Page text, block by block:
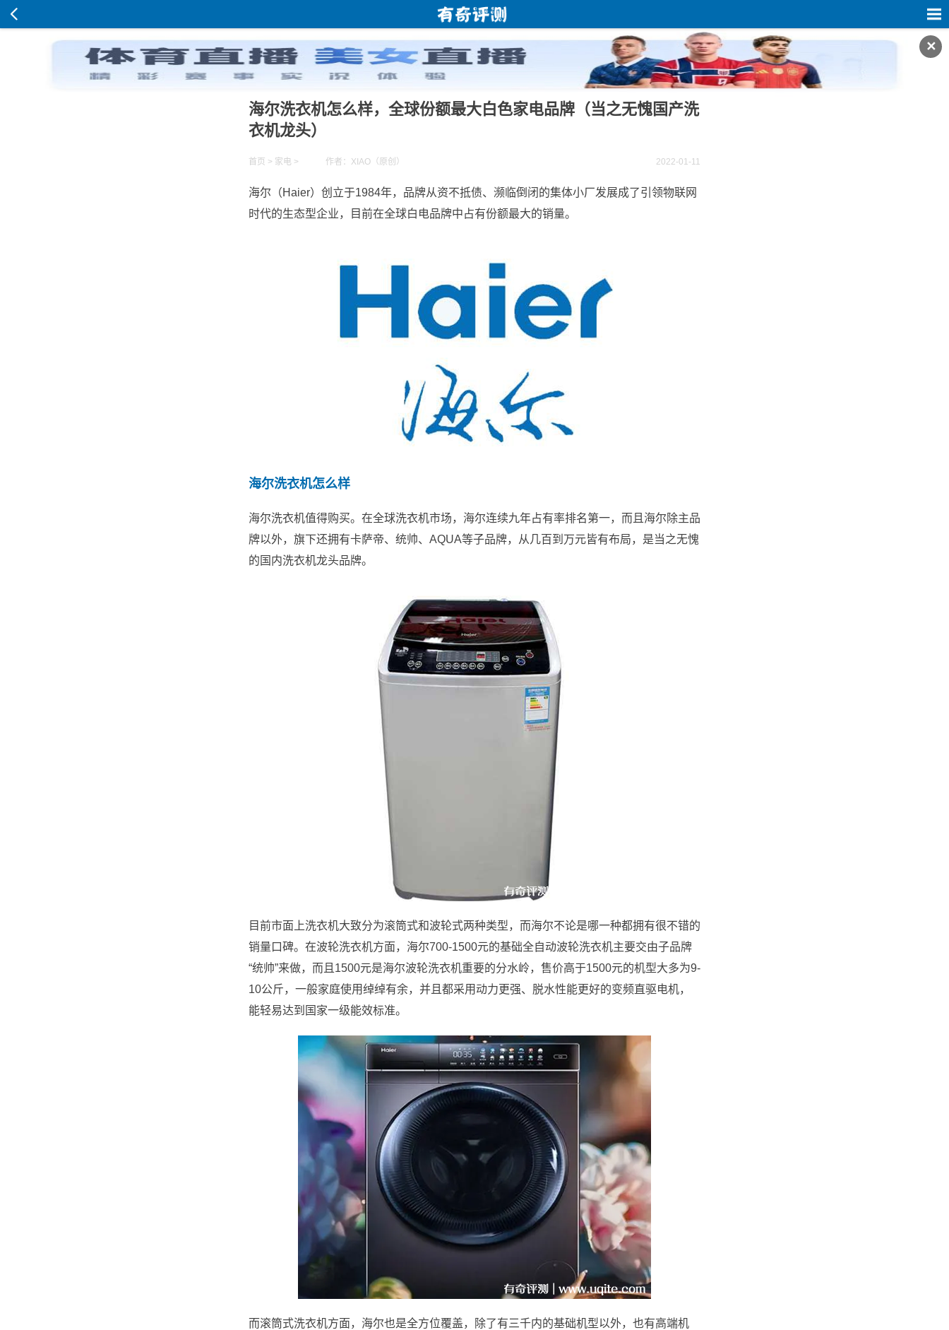
✕
海尔洗衣机怎么样，全球份额最大白色家电品牌（当之无愧国产洗
衣机龙头）
首页 > 家电 > 作者：XIAO（原创） 2022-01-11
海尔（Haier）创立于1984年，品牌从资不抵债、濒临倒闭的集体小厂发展成了引领物联网
时代的生态型企业，目前在全球白电品牌中占有份额最大的销量。
海尔洗衣机怎么样
海尔洗衣机值得购买。在全球洗衣机市场，海尔连续九年占有率排名第一，而且海尔除主品
牌以外，旗下还拥有卡萨帝、统帅、AQUA等子品牌，从几百到万元皆有布局，是当之无愧
的国内洗衣机龙头品牌。
目前市面上洗衣机大致分为滚筒式和波轮式两种类型，而海尔不论是哪一种都拥有很不错的
销量口碑。在波轮洗衣机方面，海尔700-1500元的基础全自动波轮洗衣机主要交由子品牌
“统帅”来做，而且1500元是海尔波轮洗衣机重要的分水岭，售价高于1500元的机型大多为9-
10公斤，一般家庭使用绰绰有余，并且都采用动力更强、脱水性能更好的变频直驱电机，
能轻易达到国家一级能效标准。
而滚筒式洗衣机方面，海尔也是全方位覆盖，除了有三千内的基础机型以外，也有高端机